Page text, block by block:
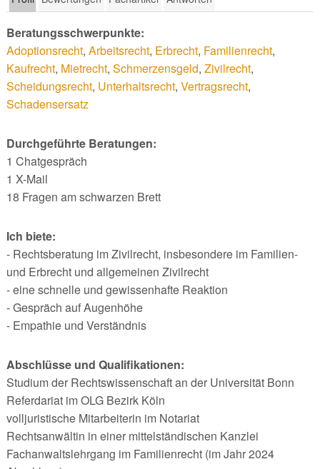
Beratungsschwerpunkte:
Adoptionsrecht, Arbeitsrecht, Erbrecht, Familienrecht,
Kaufrecht, Mietrecht, Schmerzensgeld, Zivilrecht,
Scheidungsrecht, Unterhaltsrecht, Vertragsrecht,
Schadensersatz
Durchgeführte Beratungen:
1 Chatgespräch
1 X-Mail
18 Fragen am schwarzen Brett
Ich biete:
- Rechtsberatung im Zivilrecht, insbesondere im Familien-
und Erbrecht und allgemeinen Zivilrecht
- eine schnelle und gewissenhafte Reaktion
- Gespräch auf Augenhöhe
- Empathie und Verständnis
Abschlüsse und Qualifikationen:
Studium der Rechtswissenschaft an der Universität Bonn
Referdariat im OLG Bezirk Köln
volljuristische Mitarbeiterin im Notariat
Rechtsanwältin in einer mittelständischen Kanzlei
Fachanwaltslehrgang im Familienrecht (im Jahr 2024